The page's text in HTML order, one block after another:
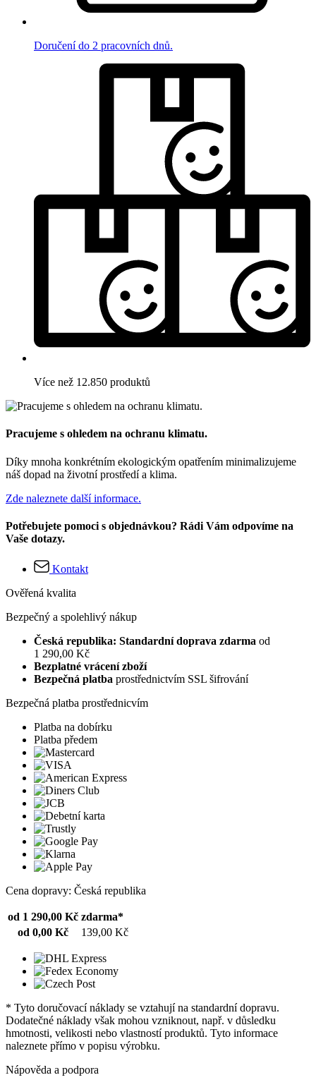
Doručení do 2 pracovních dnů.
Více než 12.850 produktů
Pracujeme s ohledem na ochranu klimatu.
Díky mnoha konkrétním ekologickým opatřením minimalizujeme
náš dopad na životní prostředí a klima.
Zde naleznete další informace.
Potřebujete pomoci s objednávkou? Rádi Vám odpovíme na
Vaše dotazy.
Kontakt
Ověřená kvalita
Bezpečný a spolehlivý nákup
Česká republika: Standardní doprava zdarma od
1 290,00 Kč
Bezplatné vrácení zboží
Bezpečná platba prostřednictvím SSL šifrování
Bezpečná platba prostřednicvím
Platba na dobírku
Platba předem
Cena dopravy: Česká republika
od 1 290,00 Kč zdarma*
od 0,00 Kč
139,00 Kč
* Tyto doručovací náklady se vztahují na standardní dopravu.
Dodatečné náklady však mohou vzniknout, např. v důsledku
hmotnosti, velikosti nebo vlastností produktů. Tyto informace
naleznete přímo v popisu výrobku.
Nápověda a podpora